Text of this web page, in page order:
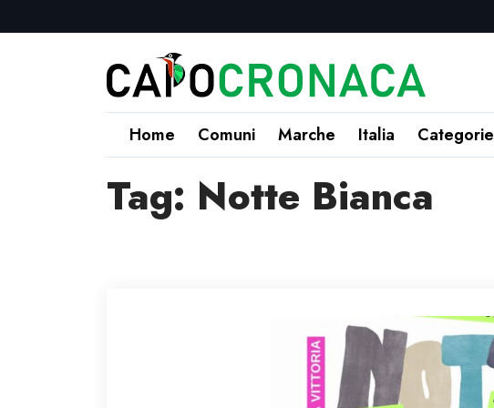
Home Comuni Marche Italia Categorie
Tag: Notte Bianca